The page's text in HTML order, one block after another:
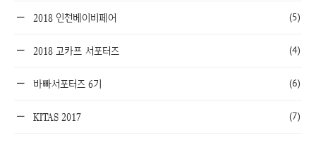
2018 인천베이비페어 (5)
2018 고카프 서포터즈 (4)
바빠서포터즈 6기 (6)
KITAS 2017 (7)